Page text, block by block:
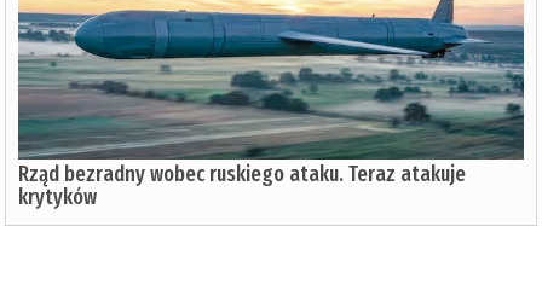
Rząd bezradny wobec ruskiego ataku. Teraz atakuje
krytyków